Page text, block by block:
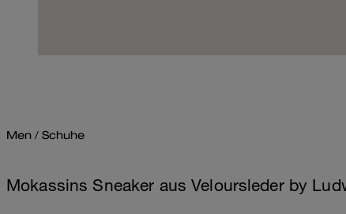
Men / Schuhe
Mokassins Sneaker aus Veloursleder by